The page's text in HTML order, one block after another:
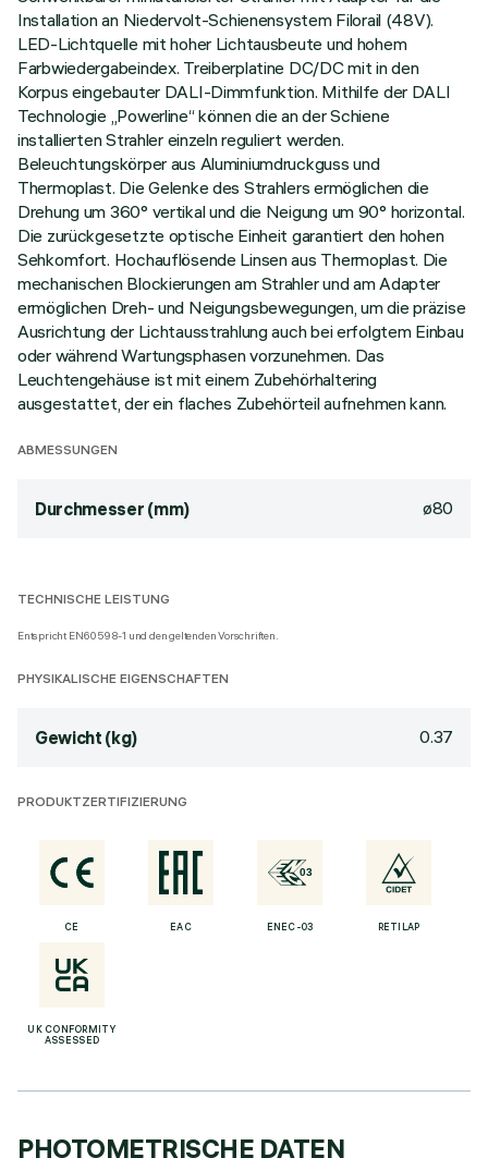
Installation an Niedervolt-Schienensystem Filorail (48V).
LED-Lichtquelle mit hoher Lichtausbeute und hohem
Farbwiedergabeindex. Treiberplatine DC/DC mit in den
Korpus eingebauter DALI-Dimmfunktion. Mithilfe der DALI
Technologie „Powerline“ können die an der Schiene
installierten Strahler einzeln reguliert werden.
Beleuchtungskörper aus Aluminiumdruckguss und
Thermoplast. Die Gelenke des Strahlers ermöglichen die
Drehung um 360° vertikal und die Neigung um 90° horizontal.
Die zurückgesetzte optische Einheit garantiert den hohen
Sehkomfort. Hochauflösende Linsen aus Thermoplast. Die
mechanischen Blockierungen am Strahler und am Adapter
ermöglichen Dreh- und Neigungsbewegungen, um die präzise
Ausrichtung der Lichtausstrahlung auch bei erfolgtem Einbau
oder während Wartungsphasen vorzunehmen. Das
Leuchtengehäuse ist mit einem Zubehörhaltering
ausgestattet, der ein flaches Zubehörteil aufnehmen kann.
ABMESSUNGEN
Durchmesser (mm) ø80
TECHNISCHE LEISTUNG
Entspricht EN60598-1 und den geltenden Vorschriften.
PHYSIKALISCHE EIGENSCHAFTEN
Gewicht (kg) 0.37
PRODUKTZERTIFIZIERUNG
CE EAC ENEC-03 RETILAP
UK CONFORMITY
ASSESSED
PHOTOMETRISCHE DATEN